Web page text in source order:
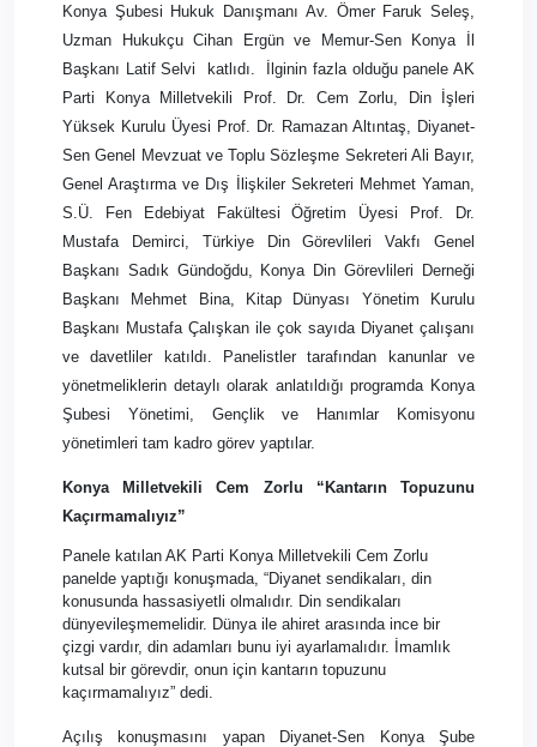
Konya Şubesi Hukuk Danışmanı Av. Ömer Faruk Seleş,
Uzman Hukukçu Cihan Ergün ve Memur-Sen Konya İl
Başkanı Latif Selvi
katlıdı.
İlginin fazla olduğu panele AK
Parti Konya Milletvekili Prof. Dr. Cem Zorlu, Din İşleri
Yüksek Kurulu Üyesi Prof. Dr. Ramazan Altıntaş, Diyanet-
Sen Genel Mevzuat ve Toplu Sözleşme Sekreteri Ali Bayır,
Genel Araştırma ve Dış İlişkiler Sekreteri Mehmet Yaman,
S.Ü. Fen Edebiyat Fakültesi Öğretim Üyesi Prof. Dr.
Mustafa Demirci, Türkiye Din Görevlileri Vakfı Genel
Başkanı Sadık Gündoğdu, Konya Din Görevlileri Derneği
Başkanı Mehmet Bina, Kitap Dünyası Yönetim Kurulu
Başkanı Mustafa Çalışkan ile çok sayıda Diyanet çalışanı
ve davetliler katıldı. Panelistler tarafından kanunlar ve
yönetmeliklerin detaylı olarak anlatıldığı programda Konya
Şubesi Yönetimi, Gençlik ve Hanımlar Komisyonu
yönetimleri tam kadro görev yaptılar.
Konya Milletvekili Cem Zorlu “Kantarın Topuzunu
Kaçırmamalıyız”
Panele katılan AK Parti Konya Milletvekili Cem Zorlu
panelde yaptığı konuşmada, “Diyanet sendikaları, din
konusunda hassasiyetli olmalıdır. Din sendikaları
dünyevileşmemelidir. Dünya ile ahiret arasında ince bir
çizgi vardır, din adamları bunu iyi ayarlamalıdır. İmamlık
kutsal bir görevdir, onun için kantarın topuzunu
kaçırmamalıyız” dedi.
Açılış konuşmasını yapan Diyanet-Sen Konya Şube